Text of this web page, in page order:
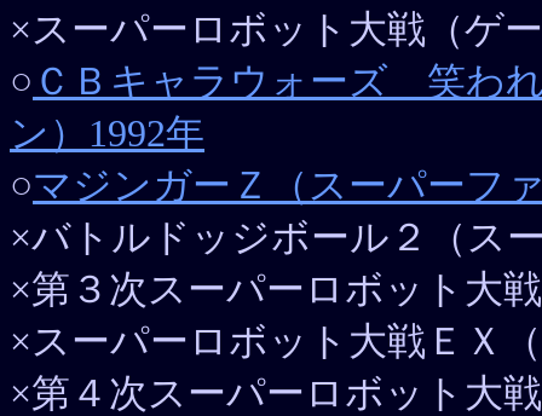
×スーパーロボット大戦（ゲ
○ ＣＢキャラウォーズ 笑わ
ン）1992年
○マジンガーＺ（スーパーフ
×バトルドッジボール２（ス
×第３次スーパーロボット大
×スーパーロボット大戦ＥＸ
×第４次スーパーロボット大